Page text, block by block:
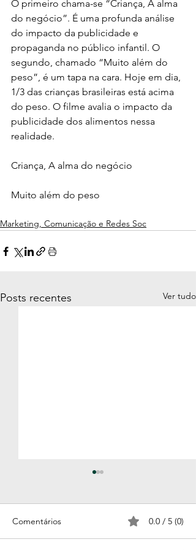
O primeiro chama-se “Criança, A alma
do negócio”. É uma profunda análise
do impacto da publicidade e
propaganda no público infantil. O
segundo, chamado “Muito além do
peso”, é um tapa na cara. Hoje em dia,
1/3 das crianças brasileiras está acima
do peso. O filme avalia o impacto da
publicidade dos alimentos nessa
realidade.
Criança, A alma do negócio
Muito além do peso
Marketing, Comunicação e Redes Soc
Posts recentes Ver tudo
Comentários 0.0 / 5 (0)